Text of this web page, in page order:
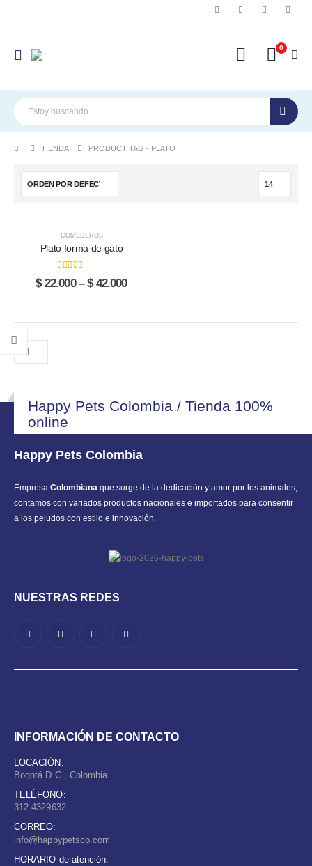
0
TIENDA PRODUCT TAG - PLATO
variantes.
pueden
elegir
la
página
variantes.
pueden
elegir
la
página
COMEDEROS
Plato forma de gato
0out of 5
$22.000 – $42.000Price
$ 42.000
Happy Pets Colombia / Tienda 100%
online
Happy Pets Colombia
Empresa Colombiana que surge de la dedicación y amor por los animales;
contamos con variados productos nacionales e importados para consentir
a los peludos con estilo e innovación.
NUESTRAS REDES
INFORMACIÓN DE CONTACTO
LOCACIÓN:
Bogotá D.C., Colombia
TELÉFONO:
312 4329632
CORREO:
info@happypetsco.com
HORARIO de atención: